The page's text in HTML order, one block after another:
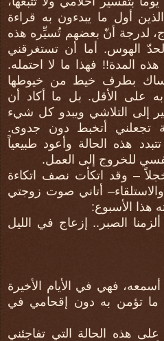
أول ما يبدءون به قراءة
لدرجة أنّ بعضهم تُسيِّره هذه
لحدّ الهوس. أما أن تستغرقني
المدة!! فهذا ما لا احتمله.
بطرف خيط من خيوطها
على الأقل. بل ما أكاد أن
إلى التلاشي ويبدو كل شيء
تجعلني أتخبط دون جدوى.
هذه الحالة وأعود طبيعياً
للخروج إلى العمل.
– وقد اتكأت نصف اتكاءة
أتاني صوت زوجتي
هذا الأسبوع:
الصبر.. إزعاج في الليل
فهي في الأيام الأخيرة
ما تؤمن به دون إقحامي في
هذه الحالة التي تفاجئني